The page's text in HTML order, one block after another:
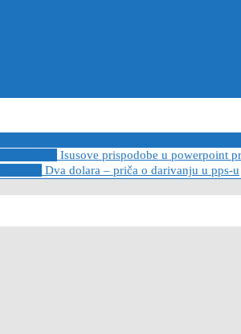
Isusove prispodobe u powerpoint
Dva dolara – priča o darivanju u pps-u